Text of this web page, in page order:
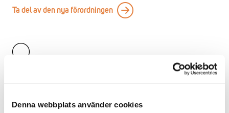
Denna webbplats använder cookies
Ta del av den nya förordningen
Environmental Product Declarations, kan företag objektivt